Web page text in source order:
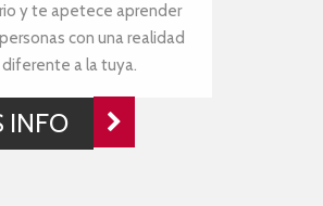
y te apetece aprender
con una realidad
diferente a la tuya.
INFO